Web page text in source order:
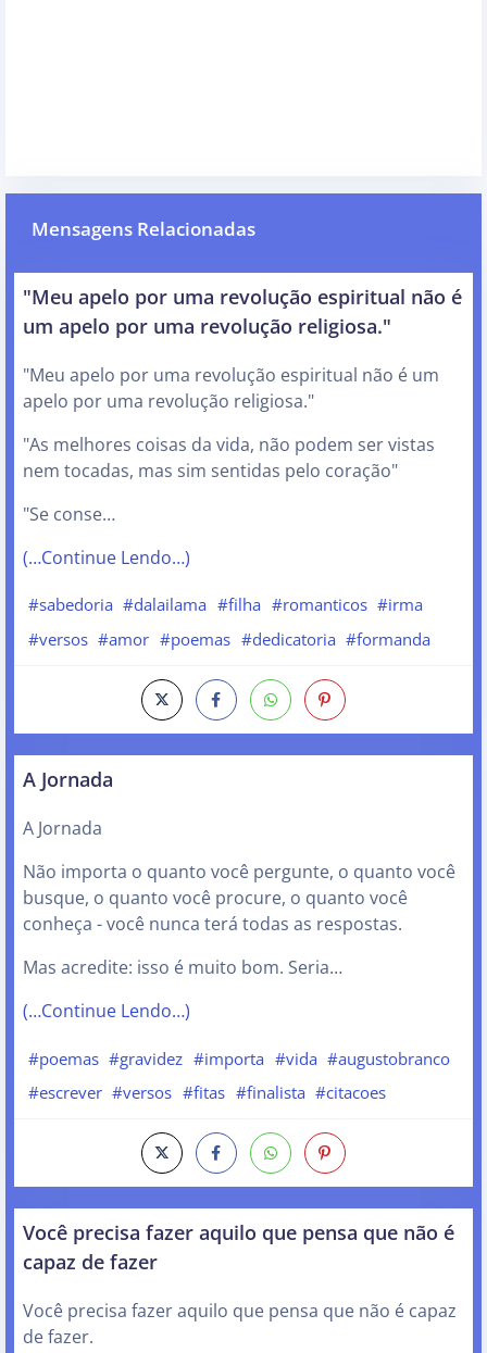
Mensagens Relacionadas
"Meu apelo por uma revolução espiritual não é
um apelo por uma revolução religiosa."
"Meu apelo por uma revolução espiritual não é um
apelo por uma revolução religiosa."
"As melhores coisas da vida, não podem ser vistas
nem tocadas, mas sim sentidas pelo coração"
"Se conse…
(…Continue Lendo…)
#sabedoria #dalailama #filha #romanticos #irma
#versos #amor #poemas #dedicatoria #formanda
A Jornada
A Jornada
Não importa o quanto você pergunte, o quanto você
busque, o quanto você procure, o quanto você
conheça - você nunca terá todas as respostas.
Mas acredite: isso é muito bom. Seria…
(…Continue Lendo…)
#poemas #gravidez #importa #vida #augustobranco
#escrever #versos #fitas #finalista #citacoes
Você precisa fazer aquilo que pensa que não é
capaz de fazer
Você precisa fazer aquilo que pensa que não é capaz
de fazer.